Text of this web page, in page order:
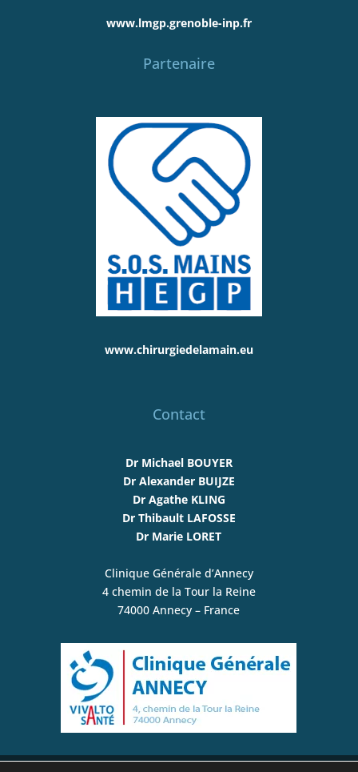
www.lmgp.grenoble-inp.fr
Partenaire
www.chirurgiedelamain.eu
Contact
Dr Michael BOUYER
Dr Alexander BUIJZE
Dr Agathe KLING
Dr Thibault LAFOSSE
Dr Marie LORET
Clinique Générale d’Annecy
4 chemin de la Tour la Reine
74000 Annecy – France